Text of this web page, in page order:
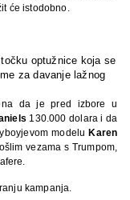
će istodobno.
optužnice koja se
za davanje lažnog
da je pred izbore u
130.000 dolara i da
modeluKaren
vezama s Trumpom,
kampanja.